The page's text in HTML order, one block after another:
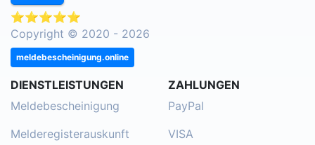
⭐⭐⭐⭐⭐
Copyright © 2020 - 2026
meldebescheinigung.online
DIENSTLEISTUNGEN
Meldebescheinigung
Melderegisterauskunft
ZAHLUNGEN
PayPal
VISA